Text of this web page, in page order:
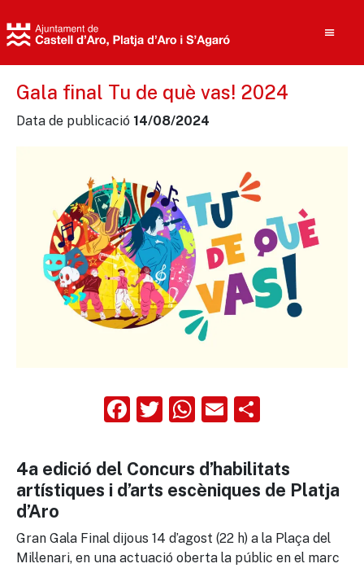
Gala final Tu de què vas! 2024
Data de publicació 14/08/2024
Facebook
Twitter
WhatsApp
Email
4a edició del Concurs d’habilitats
artístiques i d’arts escèniques de Platja
d’Aro
Gran Gala Final dijous 14 d’agost (22 h) a la Plaça del
Mil·lenari, en una actuació oberta la públic en el marc